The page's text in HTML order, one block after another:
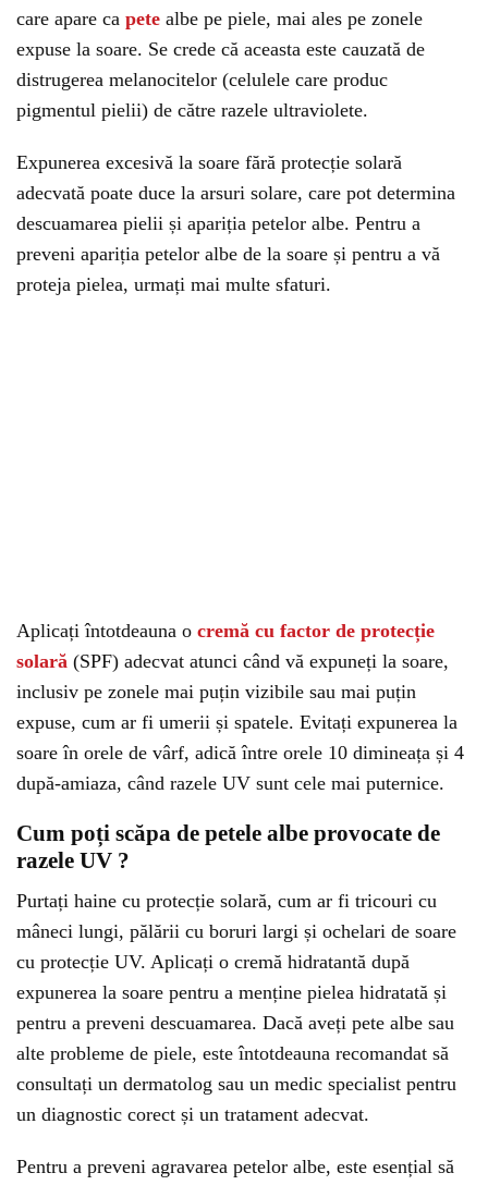
care apare ca pete albe pe piele, mai ales pe zonele
expuse la soare. Se crede că aceasta este cauzată de
distrugerea melanocitelor (celulele care produc
pigmentul pielii) de către razele ultraviolete.
Expunerea excesivă la soare fără protecție solară
adecvată poate duce la arsuri solare, care pot determina
descuamarea pielii și apariția petelor albe. Pentru a
preveni apariția petelor albe de la soare și pentru a vă
proteja pielea, urmați mai multe sfaturi.
Aplicați întotdeauna o cremă cu factor de protecție
solară (SPF) adecvat atunci când vă expuneți la soare,
inclusiv pe zonele mai puțin vizibile sau mai puțin
expuse, cum ar fi umerii și spatele. Evitați expunerea la
soare în orele de vârf, adică între orele 10 dimineața și 4
după-amiaza, când razele UV sunt cele mai puternice.
Cum poți scăpa de petele albe provocate de
razele UV ?
Purtați haine cu protecție solară, cum ar fi tricouri cu
mâneci lungi, pălării cu boruri largi și ochelari de soare
cu protecție UV. Aplicați o cremă hidratantă după
expunerea la soare pentru a menține pielea hidratată și
pentru a preveni descuamarea. Dacă aveți pete albe sau
alte probleme de piele, este întotdeauna recomandat să
consultați un dermatolog sau un medic specialist pentru
un diagnostic corect și un tratament adecvat.
Pentru a preveni agravarea petelor albe, este esențial să